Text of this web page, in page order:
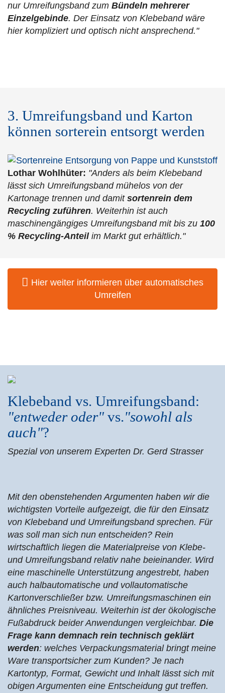
nur Umreifungsband zum Bündeln mehrerer
Einzelgebinde. Der Einsatz von Klebeband wäre
hier kompliziert und optisch nicht ansprechend."
3. Umreifungsband und Karton
können sorterein entsorgt werden
Lothar Wohlhüter: "Anders als beim Klebeband
lässt sich Umreifungsband mühelos von der
Kartonage trennen und damit sortenrein dem
Recycling zuführen. Weiterhin ist auch
maschinengängiges Umreifungsband mit bis zu 100
% Recycling-Anteilim Markt gut erhältlich."
Hier weiter informieren über automatisches
Umreifen
Klebeband vs. Umreifungsband:
"entweder oder"vs."sowohl als
auch"?
Spezial von unserem Experten Dr. Gerd Strasser
Mit den obenstehenden Argumenten haben wir die
wichtigsten Vorteile aufgezeigt, die für den Einsatz
von Klebeband und Umreifungsband sprechen. Für
was soll man sich nun entscheiden? Rein
wirtschaftlich liegen die Materialpreise von Klebe-
und Umreifungsband relativ nahe beieinander. Wird
eine maschinelle Unterstützung angestrebt, haben
auch halbautomatische und vollautomatische
Kartonverschließer bzw. Umreifungsmaschinen ein
ähnliches Preisniveau. Weiterhin ist der ökologische
Fußabdruck beider Anwendungen vergleichbar. Die
Frage kann demnach rein technisch geklärt
werden: welches Verpackungsmaterial bringt meine
Ware transportsicher zum Kunden? Je nach
Kartontyp, Format, Gewicht und Inhalt lässt sich mit
obigen Argumenten eine Entscheidung gut treffen.